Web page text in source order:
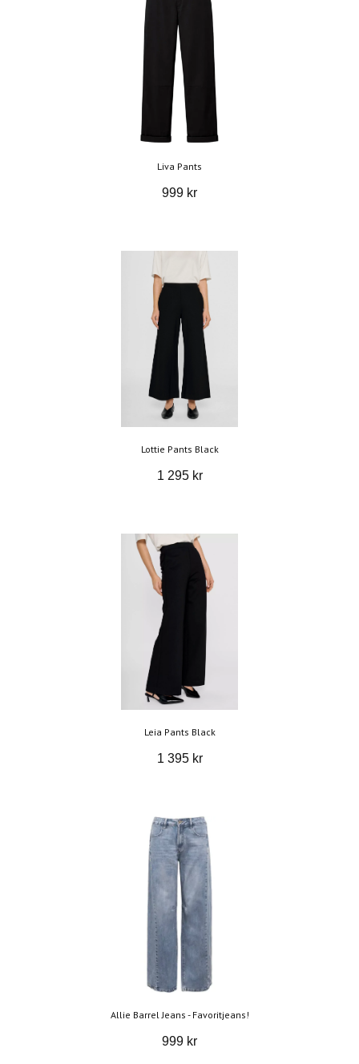
Liva Pants
999 kr
Lottie Pants Black
1 295 kr
Leia Pants Black
1 395 kr
Allie Barrel Jeans - Favoritjeans!
999 kr